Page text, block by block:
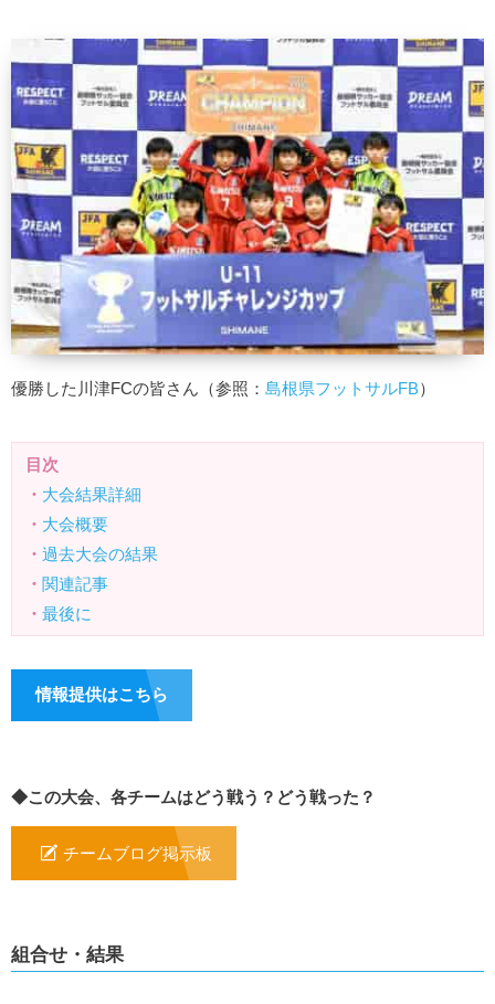
優勝した川津FCの皆さん（参照： 島根県フットサルFB）
目次
・ 大会結果詳細
・ 大会概要
・ 過去大会の結果
・ 関連記事
・ 最後に
情報提供はこちら
◆この大会、各チームはどう戦う？どう戦った？
チームブログ掲示板
組合せ・結果